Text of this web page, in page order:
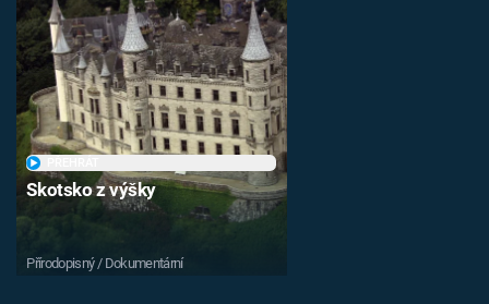
Skotsko z výšky
Přírodopisný / Dokumentární